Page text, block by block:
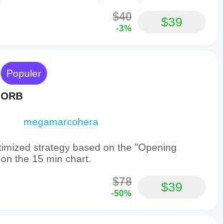
$40
-3% $39
Populer
ORB
megamarcohera
strategy based on the "Opening
the 15 min chart.
$78
-50% $39